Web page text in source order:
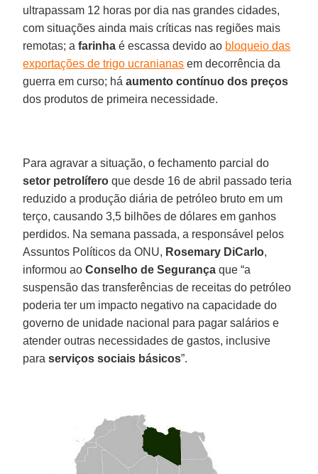
ultrapassam 12 horas por dia nas grandes cidades,
com situações ainda mais críticas nas regiões mais
remotas; afarinha é escassa devido ao bloqueio das
exportações de trigo ucranianas em decorrência da
guerra em curso; háaumento contínuo dos preços
dos produtos de primeira necessidade.
Para agravar a situação, o fechamento parcial do
setor petrolífero que desde 16 de abril passado teria
reduzido a produção diária de petróleo bruto em um
terço, causando 3,5 bilhões de dólares em ganhos
perdidos. Na semana passada, a responsável pelos
Assuntos Políticos da ONU, Rosemary DiCarlo,
informou aoConselho de Segurança que “a
suspensão das transferências de receitas do petróleo
poderia ter um impacto negativo na capacidade do
governo de unidade nacional para pagar salários e
atender outras necessidades de gastos, inclusive
paraserviços sociais básicos”.